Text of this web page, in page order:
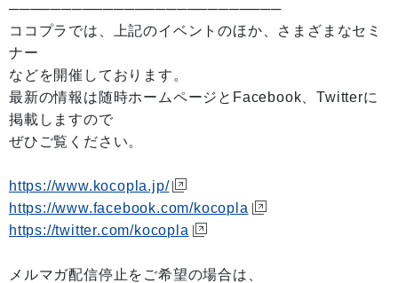
──────────────────────────
ココプラでは、上記のイベントのほか、さまざまなセミ
ナー
などを開催しております。
最新の情報は随時ホームページとFacebook、Twitterに
掲載しますので
ぜひご覧ください。
https://www.kocopla.jp/
https://www.facebook.com/kocopla
https://twitter.com/kocopla
メルマガ配信停止をご希望の場合は、